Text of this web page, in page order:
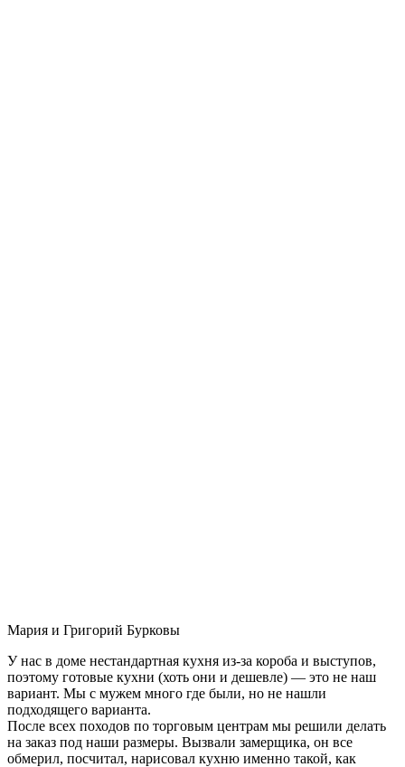
Мария и Григорий Бурковы
У нас в доме нестандартная кухня из-за короба и выступов,
поэтому готовые кухни (хоть они и дешевле) — это не наш
вариант. Мы с мужем много где были, но не нашли
подходящего варианта.
После всех походов по торговым центрам мы решили делать
на заказ под наши размеры. Вызвали замерщика, он все
обмерил, посчитал, нарисовал кухню именно такой, как